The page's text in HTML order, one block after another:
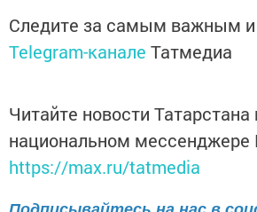
Следите за самым важным
Telegram-канале Татмедиа
Читайте новости Татарстана
национальном мессенджере
https://max.ru/tatmedia